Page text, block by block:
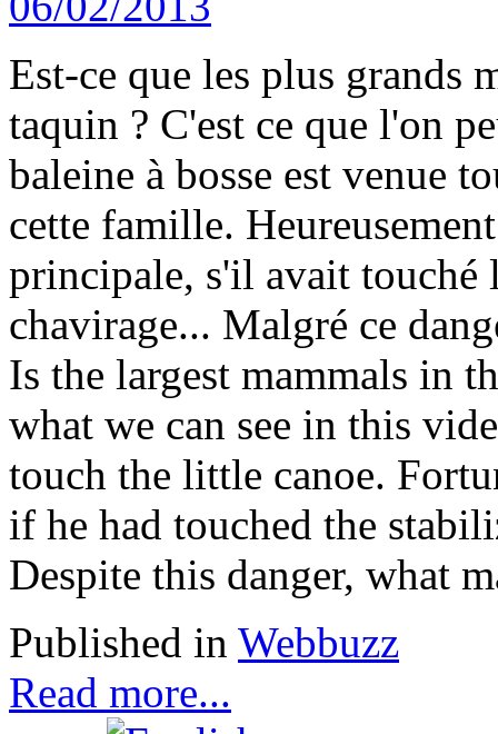
Est-ce que les plus grands
taquin ? C'est ce que l'on
baleine à bosse est venue
cette famille.
principale, s'il avait touché
chavirage... Malgré ce
Is the largest mammals in
what we can see in this
touch the little canoe.
if he had touched the
Despite this danger, what
Published in Webbuzz
Read more...